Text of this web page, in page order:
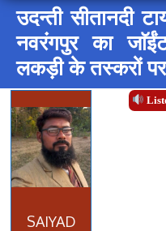
उदन्ती सीतानदी
नवरंगपुर का
लकड़ी के तस्करों पर
SAIYAD